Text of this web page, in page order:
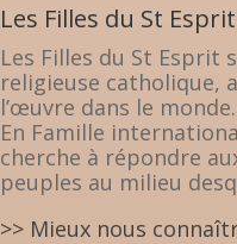
Les Filles du St Esprit
Les Filles du St Esprit
religieuse catholique,
l’œuvre dans le monde.
En Famille
cherche à répondre
peuples au milieu
>> Mieux nous